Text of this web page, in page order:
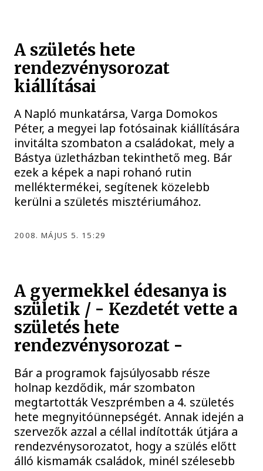
A születés hete
rendezvénysorozat
kiállításai
A Napló munkatársa, Varga Domokos
Péter, a megyei lap fotósainak kiállítására
invitálta szombaton a családokat, mely a
Bástya üzletházban tekinthető meg. Bár
ezek a képek a napi rohanó rutin
melléktermékei, segítenek közelebb
kerülni a születés misztériumához.
2008. MÁJUS 5. 15:29
A gyermekkel édesanya is
születik / - Kezdetét vette a
születés hete
rendezvénysorozat -
Bár a programok fajsúlyosabb része
holnap kezdődik, már szombaton
megtartották Veszprémben a 4. születés
hete megnyitóünnepségét. Annak idején a
szervezők azzal a céllal indították útjára a
rendezvénysorozatot, hogy a szülés előtt
álló kismamák családok, minél szélesebb